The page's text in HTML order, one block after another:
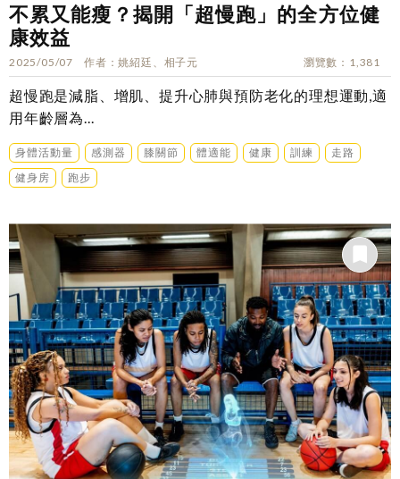
不累又能瘦？揭開「超慢跑」的全方位健
康效益
2025/05/07 作者 姚紹廷、相子元 瀏覽數 1,381
超慢跑是減脂、增肌、提升心肺與預防老化的理想運動,適
用年齡層為...
身體活動量 感測器 膝關節 體適能 健康 訓練
走路
健身房
跑步